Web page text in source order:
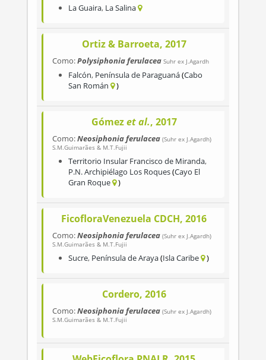
La Guaira, La Salina
Ortiz & Barroeta, 2017
Como:Polysiphonia ferulacea Suhr ex J.Agardh
Falcón, Península de Paraguaná Cabo
San Román
Gómezet al., 2017
Como:Neosiphonia ferulacea (Suhr ex J.Agardh)
S.M.Guimarães & M.T.Fujii
Territorio Insular Francisco de Miranda,
P.N. Archipiélago Los Roques Cayo El
Gran Roque
FicofloraVenezuela CDCH, 2016
Como:Neosiphonia ferulacea (Suhr ex J.Agardh)
S.M.Guimarães & M.T.Fujii
Sucre, Península de Araya Isla Caribe
Cordero, 2016
Como:Neosiphonia ferulacea (Suhr ex J.Agardh)
S.M.Guimarães & M.T.Fujii